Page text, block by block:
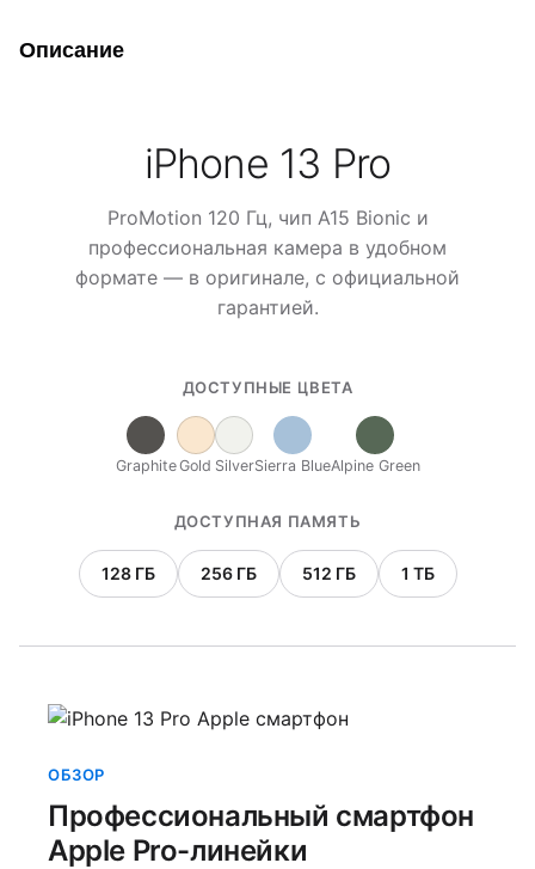
Описание
iPhone 13 Pro
ProMotion 120 Гц, чип A15 Bionic и
профессиональная камера в удобном
формате — в оригинале, с официальной
гарантией.
ДОСТУПНЫЕ ЦВЕТА
GraphiteGold SilverSierra BlueAlpine Green
ДОСТУПНАЯ ПАМЯТЬ
128 ГБ 256 ГБ 512 ГБ 1 ТБ
ОБЗОР
Профессиональный смартфон
Apple Pro-линейки